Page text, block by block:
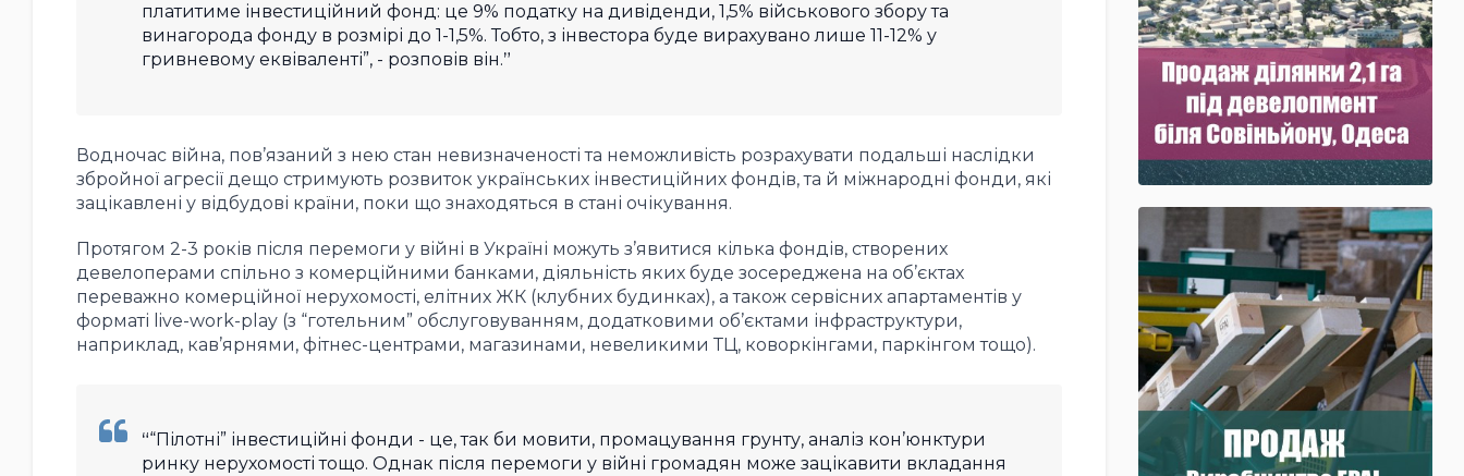
платитиме інвестиційний фонд: це 9% податку на дивіденди, 1,5% військового збору та
винагорода фонду в розмірі до 1-1,5%. Тобто, з інвестора буде вирахувано лише 11-12% у
гривневому еквіваленті”, - розповів він.
Водночас війна, пов’язаний з нею стан невизначеності та неможливість розрахувати подальші наслідки
збройної агресії дещо стримують розвиток українських інвестиційних фондів, та й міжнародні фонди, які
зацікавлені у відбудові країни, поки що знаходяться в стані очікування.
Протягом 2-3 років після перемоги у війні в Україні можуть з’явитися кілька фондів, створених
девелоперами спільно з комерційними банками, діяльність яких буде зосереджена на об’єктах
переважно комерційної нерухомості, елітних ЖК (клубних будинках), а також сервісних апартаментів у
форматі live-work-play (з “готельним” обслуговуванням, додатковими об’єктами інфраструктури,
наприклад, кав’ярнями, фітнес-центрами, магазинами, невеликими ТЦ, коворкінгами, паркінгом тощо).
“Пілотні” інвестиційні фонди - це, так би мовити, промацування грунту, аналіз кон’юнктури
ринку нерухомості тощо. Однак після перемоги у війні громадян може зацікавити вкладання